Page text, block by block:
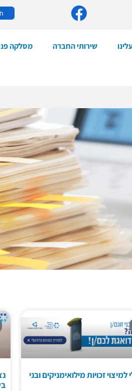
שירותי החברה מסלקה
זכויות מילואימניקים ובני